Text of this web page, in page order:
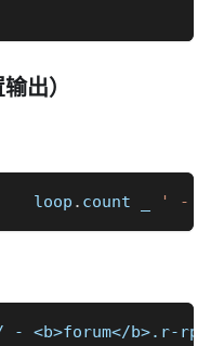
出）
loop
. count ' - '
<b>forum</b>.r-